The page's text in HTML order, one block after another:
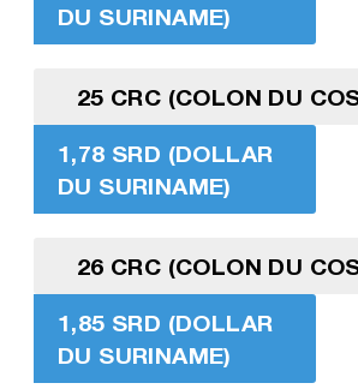
DU SURINAME)
25 CRC (COLON DU
1,78 SRD (DOLLAR
DU SURINAME)
26 CRC (COLON DU
1,85 SRD (DOLLAR
DU SURINAME)